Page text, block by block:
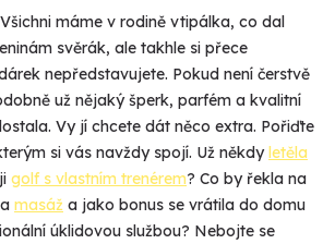
máme v rodině vtipálka, co dal
svěrák, ale takhle si přece
nepředstavujete. Pokud není čerstvě
už nějaký šperk, parfém a kvalitní
Vy jí chcete dát něco extra. Pořiďte
si vás navždy spojí. Už někdy letěla
golf s vlastním trenérem? Co by řekla na
masáž a jako bonus se vrátila do domu
úklidovou službou? Nebojte se